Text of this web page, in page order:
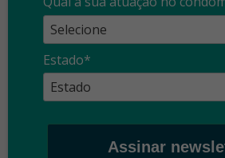
Estado*
Assinar